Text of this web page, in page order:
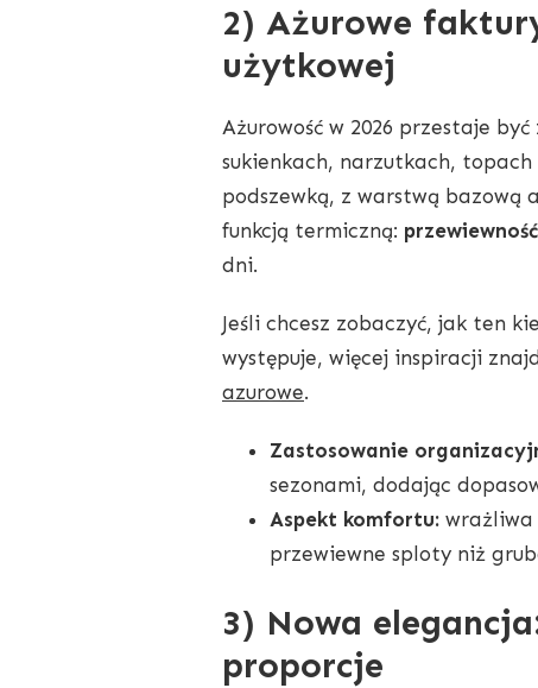
2) Ażurowe
użytkowej
Ażurowość w 2026 przestaje
sukienkach, narzutkach,
podszewką, z warstwą bazową
funkcją termiczną:
dni.
Jeśli chcesz zobaczyć, jak ten
występuje, więcej inspiracji
azurowe.
Zastosowanie
sezonami, dodając
Aspekt komfortu: wrażliwa
przewiewne sploty niż
3) Nowa
proporcje